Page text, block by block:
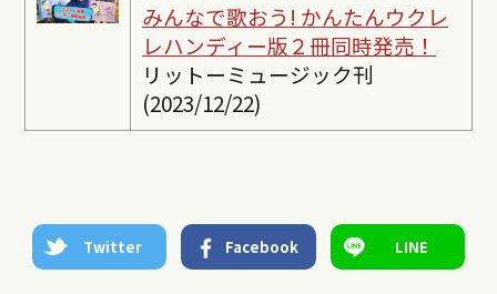
みんなで歌おう! かんたんウクレ
レハンディー版２冊同時発売！
リットーミュージック刊
(2023/12/22)
Twitter Facebook LINE